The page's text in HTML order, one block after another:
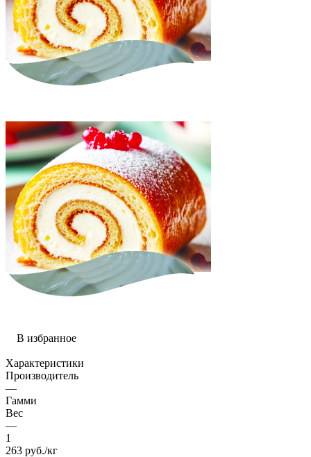
В избранное
Характеристики
Производитель
—
Гамми
Вес
—
1
263 руб./кг